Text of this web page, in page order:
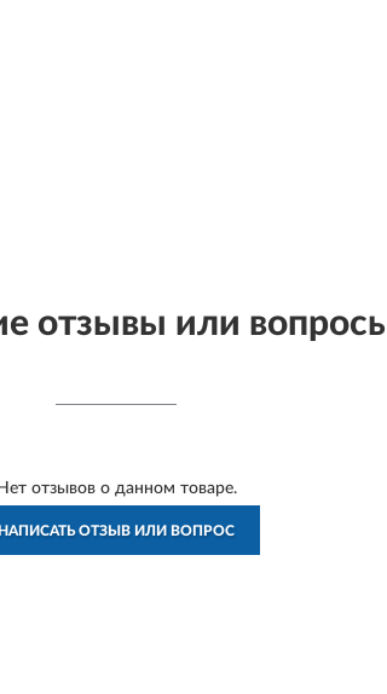
отзывы или
Нет отзывов о данном товаре.
НАПИСАТЬ ОТЗЫВ ИЛИ ВОПРОС